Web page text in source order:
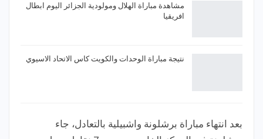
مشاهدة مباراة الهلال ومولودية الجزائر اليوم ابطال
افريقيا
نتيجة مباراة الوحدات والكويت كاس الاتحاد الاسيوي
بعد انتهاء مباراة برشلونة واشبيلية بالتعادل، جاء